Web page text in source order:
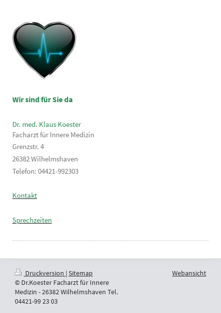
Wir sind für Sie da
Dr. med. Klaus Koester
Facharzt für Innere Medizin
Grenzstr. 4
26382 Wilhelmshaven
Telefon: 04421-992303
Kontakt
Sprechzeiten
Druckversion | Sitemap
© Dr.Koester Facharzt für Innere
Medizin - 26382 Wilhelmshaven Tel.
04421-99 23 03
Webansicht